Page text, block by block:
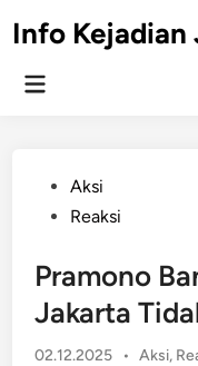
toInfo Kejadian
Main
PostedAksi
Reaksi
Pramono
Jakarta
02.12.2025 • Posted
Aksi,